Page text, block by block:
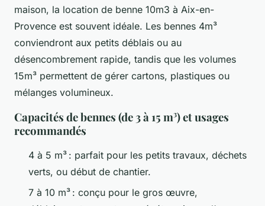
maison, la location de benne 10m3 à Aix-en-
Provence est souvent idéale. Les bennes 4m³
conviendront aux petits déblais ou au
désencombrement rapide, tandis que les volumes
15m³ permettent de gérer cartons, plastiques ou
mélanges volumineux.
Capacités de bennes (de 3 à 15 m³) et usages
recommandés
4 à 5 m³ : parfait pour les petits travaux, déchets
verts, ou début de chantier.
7 à 10 m³ : conçu pour le gros œuvre,